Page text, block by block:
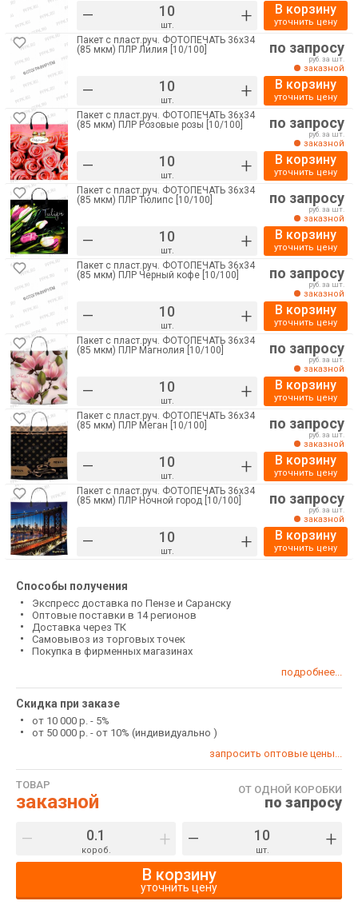
– шт. + В корзину
уточнить цену
Пакет с пласт.руч. ФОТОПЕЧАТЬ 36х34
(85 мкм) ПЛР Лилия [10/100]
– шт. +
по запросу
руб. за шт.
заказной
В корзину
уточнить цену
Пакет с пласт.руч. ФОТОПЕЧАТЬ 36х34
(85 мкм) ПЛР Розовые розы [10/100]
– шт. +
по запросу
руб. за шт.
заказной
В корзину
уточнить цену
Пакет с пласт.руч. ФОТОПЕЧАТЬ 36х34
(85 мкм) ПЛР Тюлипс [10/100]
– шт. +
по запросу
руб. за шт.
заказной
В корзину
уточнить цену
Пакет с пласт.руч. ФОТОПЕЧАТЬ 36х34
(85 мкм) ПЛР Черный кофе [10/100]
– шт. +
по запросу
руб. за шт.
заказной
В корзину
уточнить цену
Пакет с пласт.руч. ФОТОПЕЧАТЬ 36х34
(85 мкм) ПЛР Магнолия [10/100]
– шт. +
по запросу
руб. за шт.
заказной
В корзину
уточнить цену
Пакет с пласт.руч. ФОТОПЕЧАТЬ 36х34
(85 мкм) ПЛР Меган [10/100]
– шт. +
по запросу
руб. за шт.
заказной
В корзину
уточнить цену
Пакет с пласт.руч. ФОТОПЕЧАТЬ 36х34
(85 мкм) ПЛР Ночной город [10/100]
– шт. +
по запросу
руб. за шт.
заказной
В корзину
уточнить цену
Способы получения
Экспресс доставка по Пензе и Саранску
Оптовые поставки в 14 регионов
Доставка через ТК
Самовывоз из торговых точек
Покупка в фирменных магазинах
подробнее...
Скидка при заказе
от 10 000 р. - 5%
от 50 000 р. - от 10% (индивидуально )
запросить оптовые цены...
ТОВАР
заказной
ОТ ОДНОЙ КОРОБКИ
по запросу
– короб. + – шт. +
В корзину
уточнить цену